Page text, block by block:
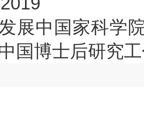
展中国家科学
国博士后研究